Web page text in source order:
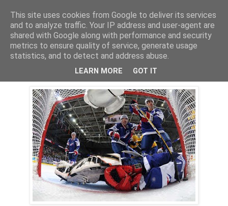
Sumár 5. hracieho dňa
This site uses cookies from Google to deliver its services
and to analyze traffic. Your IP address and user-agent are
shared with Google along with performance and security
metrics to ensure quality of service, generate usage
statistics, and to detect and address abuse.
LEARN MORE GOT IT